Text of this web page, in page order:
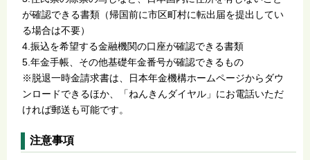
が確認できる書類（帰国前に市区町村に転出届を提出してい
る場合は不要）
4.振込を希望する金融機関の口座が確認できる書類
5.年金手帳、その他基礎年金番号が確認できるもの
※脱退一時金請求書は、日本年金機構ホームページからダウ
ンロードできるほか、「ねんきんダイヤル」にお電話いただ
ければ郵送も可能です。
注意事項